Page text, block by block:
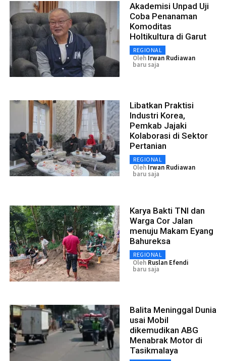
Akademisi Unpad Uji
Coba Penanaman
Komoditas
Holtikultura di Garut
REGIONAL
Oleh Irwan Rudiawan
baru saja
Libatkan Praktisi
Industri Korea,
Pemkab Jajaki
Kolaborasi di Sektor
Pertanian
REGIONAL
Oleh Irwan Rudiawan
baru saja
Karya Bakti TNI dan
Warga Cor Jalan
menuju Makam Eyang
Bahureksa
REGIONAL
Oleh Ruslan Efendi
baru saja
Balita Meninggal Dunia
usai Mobil
dikemudikan ABG
Menabrak Motor di
Tasikmalaya